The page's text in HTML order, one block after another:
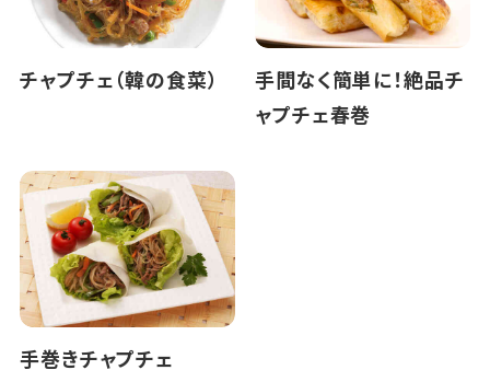
チャプチェ（韓の食菜）
手間なく簡単に！絶品チ
ャプチェ春巻
手巻きチャプチェ